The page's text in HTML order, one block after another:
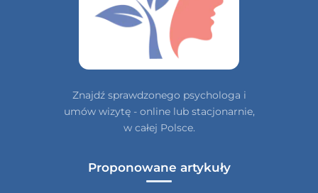
Znajdź sprawdzonego psychologa i
umów wizytę - online lub stacjonarnie,
w całej Polsce.
Proponowane artykuły